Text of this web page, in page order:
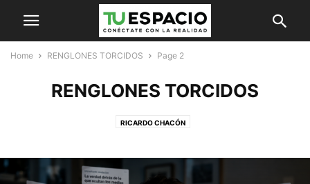
Home RENGLONES TORCIDOS Page 2
RENGLONES TORCIDOS
RICARDO CHACÓN